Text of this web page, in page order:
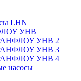
LHN
УНВ
УНВ 2
УНВ 3
УНВ 4
насосы